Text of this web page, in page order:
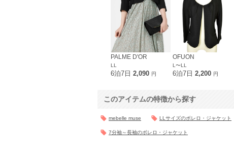
PALME D'OR
LL
6泊7日 2,090 円
OFUON
L〜LL
6泊7日2,200 円
このアイテムの特徴から探す
mebelle muse LLサイズのボレロ・ジャケット
7分袖～長袖のボレロ・ジャケット